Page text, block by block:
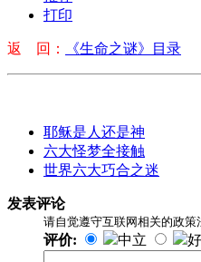
打印
返 回： 《生命之谜》目录
耶稣是人还是神
六大怪梦全接触
世界六大巧合之迷
发表评论
请自觉遵守互联网相关的政策
评价: 中立